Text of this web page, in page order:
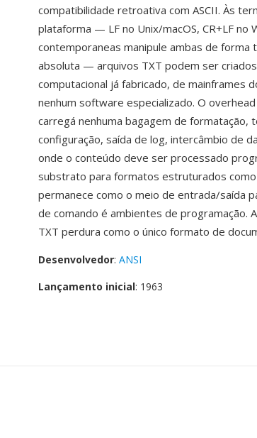
compatibilidade retroativa com ASCII. Às
plataforma — LF no Unix/macOS, CR+LF
contemporaneas manipule ambas de forma
absoluta — arquivos TXT podem ser
computacional já fabricado, de mainframes
nenhum software especializado. O
carregá nenhuma bagagem de formatação,
configuração, saída de log, intercâmbio de
onde o conteúdo deve ser processado
substrato para formatos estruturados como
permanece como o meio de entrada/saída
de comando é ambientes de programação.
TXT perdura como o único formato de
Desenvolvedor: ANSI
Lançamento inicial: 1963